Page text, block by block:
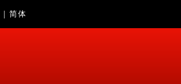
简体